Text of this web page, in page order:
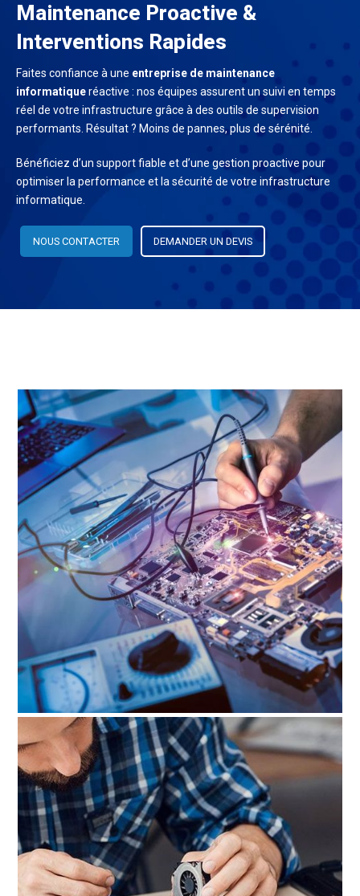
Maintenance Proactive &
Interventions Rapides
Faites confiance à une entreprise de maintenance
informatiqueréactive : nos équipes assurent un suivi en temps
réel de votre infrastructure grâce à des outils de supervision
performants. Résultat ? Moins de pannes, plus de sérénité.
Bénéficiez d’un support fiable et d’une gestion proactive pour
optimiser la performance et la sécurité de votre infrastructure
informatique.
NOUS CONTACTER DEMANDER UN DEVIS